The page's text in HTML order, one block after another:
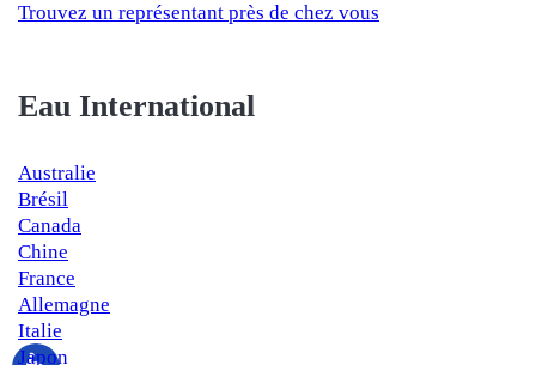
Trouvez un représentant près de chez vous
Eau International
Australie
Brésil
Canada
Chine
France
Allemagne
Italie
Japon